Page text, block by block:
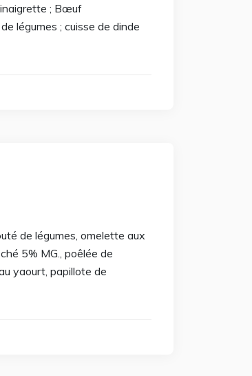
; Bœuf
légumes ; cuisse de dinde
de légumes, omelette aux
5% MG., poêlée de
yaourt, papillote de